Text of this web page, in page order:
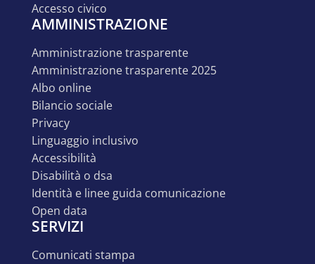
accesso civico
AMMINISTRAZIONE
amministrazione trasparente
amministrazione trasparente 2025
albo online
bilancio sociale
privacy
linguaggio inclusivo
accessibilità
disabilità o dsa
identità e linee guida comunicazione
open data
SERVIZI
comunicati stampa